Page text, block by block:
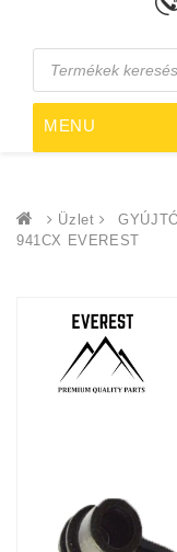
Products
search
MENU
Üzlet
941CX EVEREST